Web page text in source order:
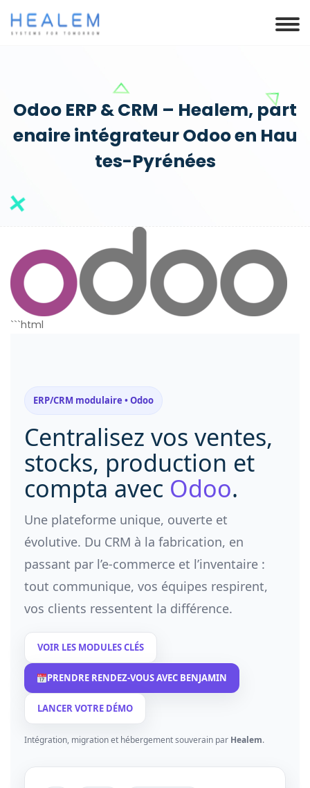
Odoo ERP & CRM – Healem, part
enaire intégrateur Odoo en Hau
tes-Pyrénées
```html
ERP/CRM modulaire • Odoo
Centralisez vos ventes,
stocks, production et
compta avec Odoo.
Une plateforme unique, ouverte et
évolutive. Du CRM à la fabrication, en
passant par l’e-commerce et l’inventaire :
tout communique, vos équipes respirent,
vos clients ressentent la différence.
VOIR LES MODULES CLÉS
PRENDRE RENDEZ-VOUS AVEC BENJAMIN
LANCER VOTRE DÉMO
Intégration, migration et hébergement souverain par Healem.